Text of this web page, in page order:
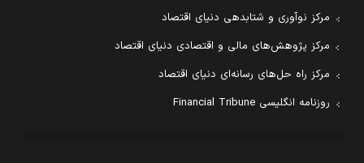
مرکز نوآوری و شتابدهی دنیای اقتصاد
مرکز پژوهش‌های مالی و اقتصادی دنیای اقتصاد
مرکز راه حل‌های رسانه‌ای دنیای اقتصاد
روزنامه انگلیسی Financial Tribune